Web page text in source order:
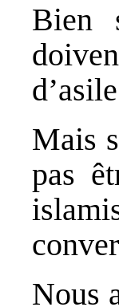
Bien
Mais
pas
Nous